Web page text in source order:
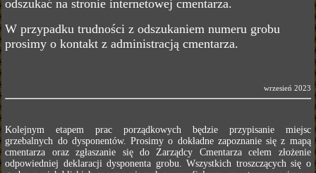
odszukać na stronie internetowej cmentarza.
W przypadku trudności z odszukaniem numeru grobu
prosimy o kontakt z administracją cmentarza.
wrzesień 2023
Kolejnym etapem prac porządkowych będzie przypisanie miejsc
grzebalnych do dysponentów. Prosimy o dokładne zapoznanie się z mapą
cmentarza oraz zgłaszanie się do Zarządcy Cmentarza celem złożenie
odpowiedniej deklaracji dysponenta grobu. Wszystkich troszczących się o